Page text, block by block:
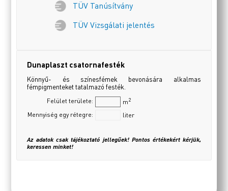
TÜV Tanúsítvány
TÜV Vizsgálati jelentés
Dunaplaszt csatornafesték
Könnyű- és színesfémek bevonására alkalmas
fémpigmenteket tatalmazó festék.
Felület területe: m2
Mennyiség egy rétegre: liter
Az adatok csak tájékoztató jellegűek! Pontos értékekért kérjük,
keressen minket!